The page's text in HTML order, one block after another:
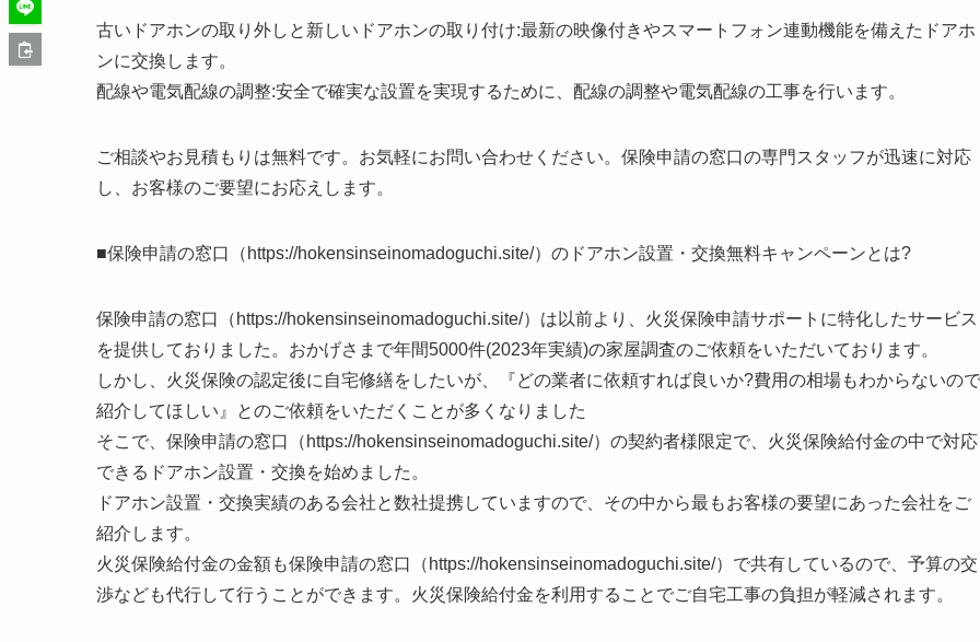
古いドアホンの取り外しと新しいドアホンの取り付け:最新の映像付きやスマートフォン連動機能を備えたドアホ
ンに交換します。
配線や電気配線の調整:安全で確実な設置を実現するために、配線の調整や電気配線の工事を行います。
ご相談やお見積もりは無料です。お気軽にお問い合わせください。保険申請の窓口の専門スタッフが迅速に対応
し、お客様のご要望にお応えします。
■保険申請の窓口（https://hokensinseinomadoguchi.site/）のドアホン設置・交換無料キャンペーンとは?
保険申請の窓口（https://hokensinseinomadoguchi.site/）は以前より、火災保険申請サポートに特化したサービス
を提供しておりました。おかげさまで年間5000件(2023年実績)の家屋調査のご依頼をいただいております。
しかし、火災保険の認定後に自宅修繕をしたいが、『どの業者に依頼すれば良いか?費用の相場もわからないので
紹介してほしい』とのご依頼をいただくことが多くなりました
そこで、保険申請の窓口（https://hokensinseinomadoguchi.site/）の契約者様限定で、火災保険給付金の中で対応
できるドアホン設置・交換を始めました。
ドアホン設置・交換実績のある会社と数社提携していますので、その中から最もお客様の要望にあった会社をご
紹介します。
火災保険給付金の金額も保険申請の窓口（https://hokensinseinomadoguchi.site/）で共有しているので、予算の交
渉なども代行して行うことができます。火災保険給付金を利用することでご自宅工事の負担が軽減されます。